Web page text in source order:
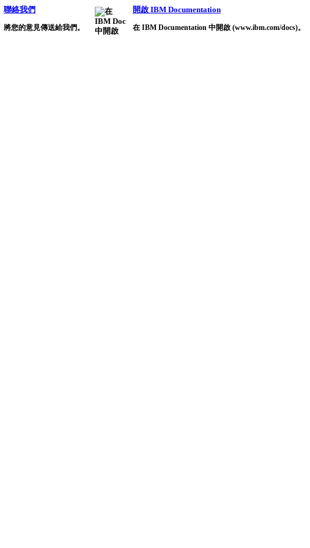
聯絡我們
將您的意見傳送給我們。
開啟 IBM Documentation
在 IBM Documentation 中開啟 (www.ibm.com/docs)。